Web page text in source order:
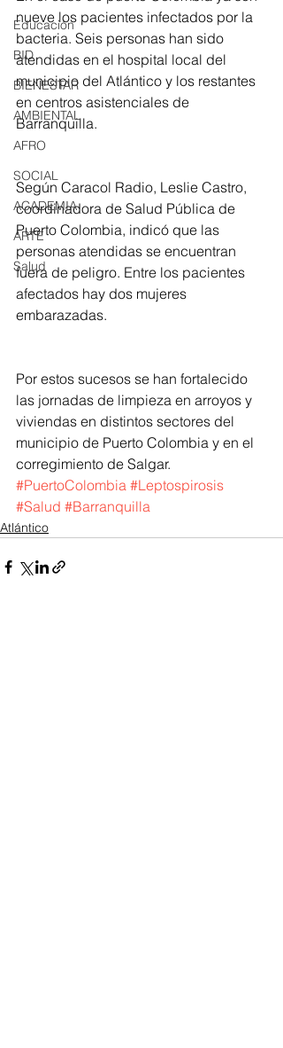
Educación
BID
BIENESTAR
AMBIENTAL
AFRO
SOCIAL
ACADEMIA
ARTE
Salud
nueve los pacientes infectados por la
bacteria. Seis personas han sido
atendidas en el hospital local del
municipio del Atlántico y los restantes
en centros asistenciales de
Barranquilla.
Según Caracol Radio, Leslie Castro,
coordinadora de Salud Pública de
Puerto Colombia, indicó que las
personas atendidas se encuentran
fuera de peligro. Entre los pacientes
afectados hay dos mujeres
embarazadas.
Por estos sucesos se han fortalecido
las jornadas de limpieza en arroyos y
viviendas en distintos sectores del
municipio de Puerto Colombia y en el
corregimiento de Salgar.
#PuertoColombia #Leptospirosis
#Salud #Barranquilla
Atlántico